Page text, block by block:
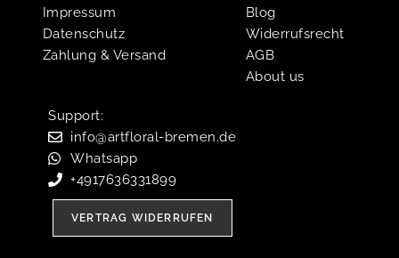
Impressum
Datenschutz
Zahlung & Versand
Blog
Widerrufsrecht
AGB
About us
Support:​
info@artfloral-bremen.de
Whatsapp
+4917636331899
VERTRAG WIDERRUFEN